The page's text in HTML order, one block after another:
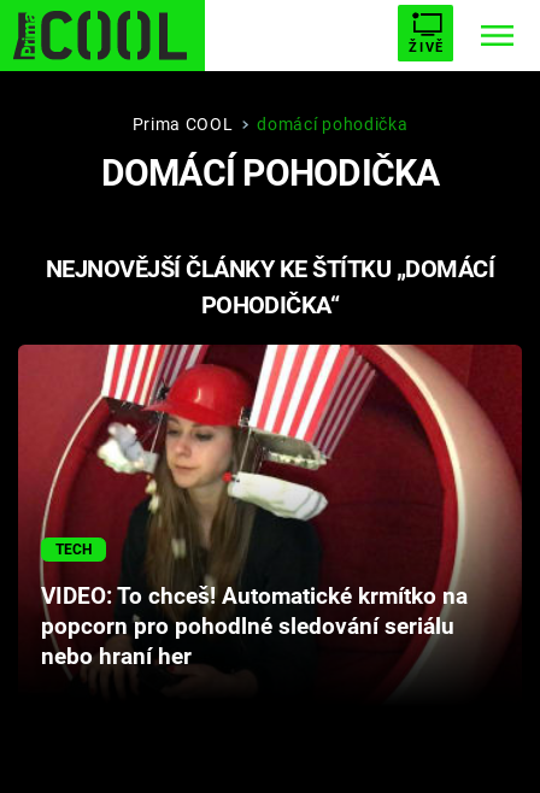
ŽIVĚ
STARHOUSE BUFFY, PŘEMOŽITELKA UPÍRŮ
PLNEJ KOTEL AVENGERS 5
Přihlášení
Sledujte nás
Prima COOL domácí pohodička
DOMÁCÍ POHODIČKA
NEJNOVĚJŠÍ ČLÁNKY KE ŠTÍTKU „DOMÁCÍ
POHODIČKA“
TECH
VIDEO: To chceš! Automatické krmítko na
popcorn pro pohodlné sledování seriálu
nebo hraní her